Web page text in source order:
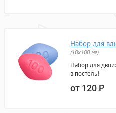
Набор для
(10х100 мг)
Набор для
в постель!
от 120Р